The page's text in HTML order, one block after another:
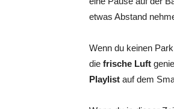
etwas Abstand
Wenn du keinen
die frische Luft
Playlist auf dem